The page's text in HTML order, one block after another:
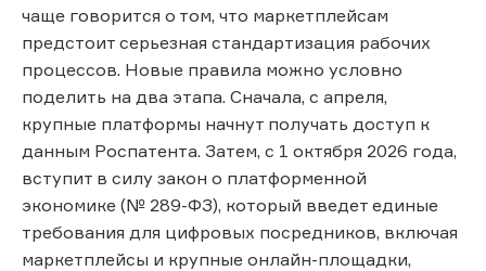
чаще говорится о том, что маркетплейсам
предстоит серьезная стандартизация рабочих
процессов. Новые правила можно условно
поделить на два этапа. Сначала, с апреля,
крупные платформы начнут получать доступ к
данным Роспатента. Затем, с 1 октября 2026 года,
вступит в силу закон о платформенной
экономике (№ 289-ФЗ), который введет единые
требования для цифровых посредников, включая
маркетплейсы и крупные онлайн-площадки,